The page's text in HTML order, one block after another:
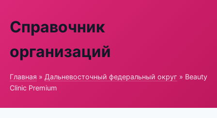
Справочник
организаций
Главная » Дальневосточный федеральный округ » Beauty
Clinic Premium